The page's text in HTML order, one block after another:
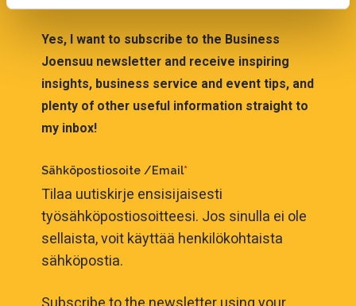
cookies or only the strictly necessary cookies in the
cookie consent banner.
Yes, I want to subscribe to the Business
Joensuu newsletter and receive inspiring
insights, business service and event tips, and
plenty of other useful information straight to
my inbox!
Sähköpostiosoite /Email*
Tilaa uutiskirje ensisijaisesti
työsähköpostiosoitteesi. Jos sinulla ei ole
sellaista, voit käyttää henkilökohtaista
sähköpostia.
Subscribe to the newsletter using your